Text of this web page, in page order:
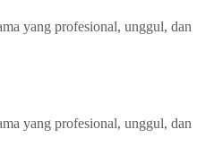
yang profesional, unggul, dan
yang profesional, unggul, dan